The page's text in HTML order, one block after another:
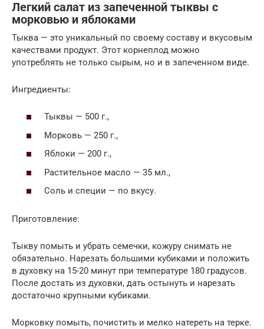
Легкий салат из запеченной тыквы с
морковью и яблоками
Тыква — это уникальный по своему составу и вкусовым
качествами продукт. Этот корнеплод можно
употреблять не только сырым, но и в запеченном виде.
Ингредиенты:
Тыквы — 500 г.,
Морковь — 250 г.,
Яблоки — 200 г.,
Растительное масло — 35 мл.,
Соль и специи — по вкусу.
Приготовление:
Тыкву помыть и убрать семечки, кожуру снимать не
обязательно. Нарезать большими кубиками и положить
в духовку на 15-20 минут при температуре 180 градусов.
После достать из духовки, дать остынуть и нарезать
достаточно крупными кубиками.
Морковку помыть, почистить и мелко натереть на терке.